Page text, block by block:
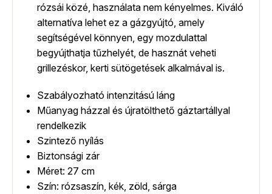
rózsái közé, használata nem kényelmes. Kiváló
alternatíva lehet ez a gázgyújtó, amely
segítségével könnyen, egy mozdulattal
begyújthatja tűzhelyét, de hasznát veheti
grillezéskor, kerti sütögetések alkalmával is.
Szabályozható intenzitású láng
Műanyag házzal és újratölthető gáztartállyal
rendelkezik
Szintező nyílás
Biztonsági zár
Méret: 27 cm
Szín: rózsaszín, kék, zöld, sárga